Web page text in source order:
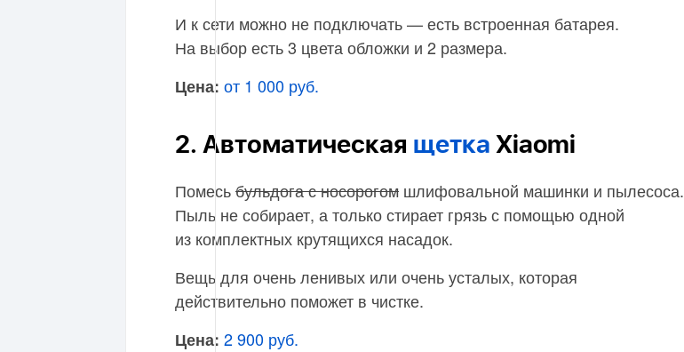
И к сети можно не подключать — есть встроенная батарея.
На выбор есть 3 цвета обложки и 2 размера.
Цена: от 1 000 руб.
2. Автоматическая щетка Xiaomi
Помесьбульдога с носорогом шлифовальной машинки и пылесоса.
Пыль не собирает, а только стирает грязь с помощью одной
из комплектных крутящихся насадок.
Вещь для очень ленивых или очень усталых, которая
действительно поможет в чистке.
Цена: 2 900 руб.